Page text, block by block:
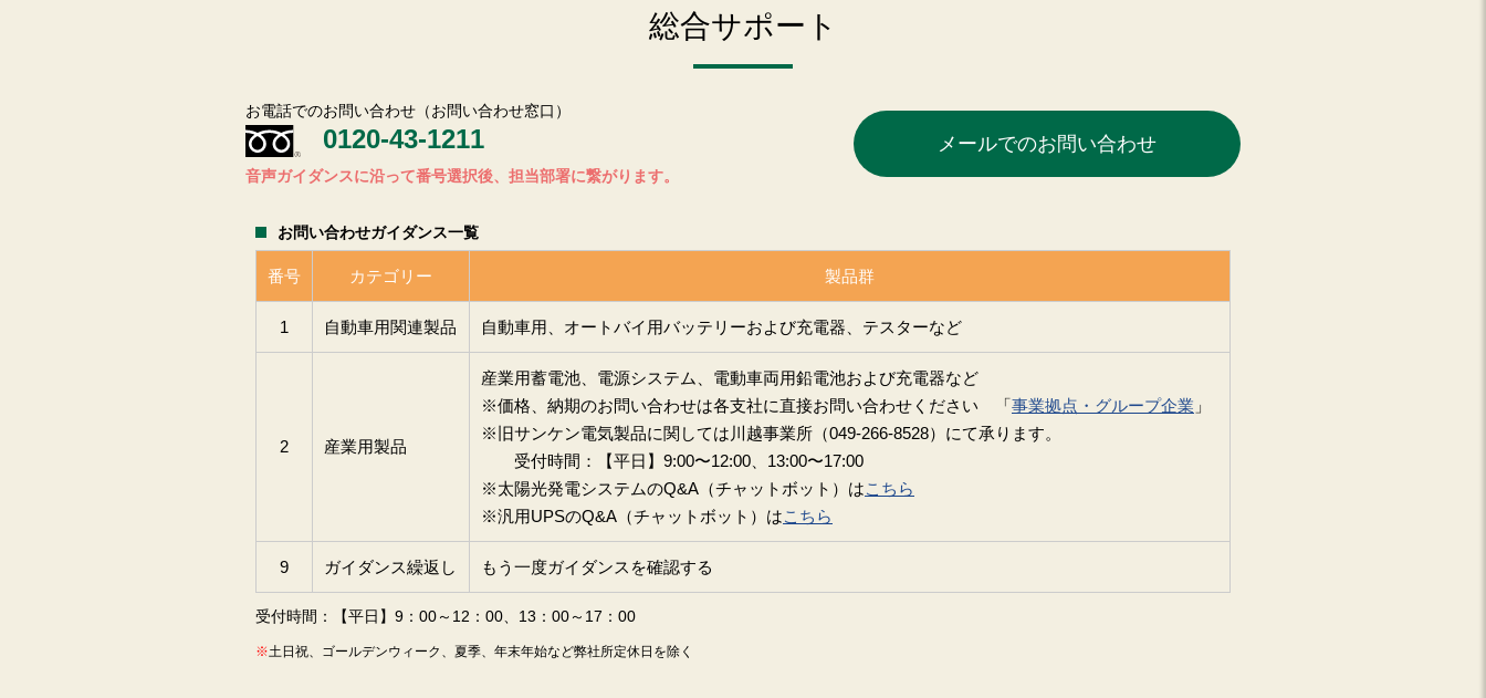
総合サポート
お電話でのお問い合わせ（お問い合わせ窓口）
0120-43-1211
音声ガイダンスに沿って番号選択後、担当部署に繋がります。
メールでのお問い合わせ
お問い合わせガイダンス一覧
番号 カテゴリー 製品群
1 自動車用関連製品 自動車用、オートバイ用バッテリーおよび充電器、テスターなど
2 産業用製品
産業用蓄電池、電源システム、電動車両用鉛電池および充電器など
※価格、納期のお問い合わせは各支社に直接お問い合わせください 「事業拠点・グループ企業 」
※旧サンケン電気製品に関しては川越事業所（049-266-8528）にて承ります。
受付時間：【平日】9:00〜12:00、13:00〜17:00
※太陽光発電システムのQ&A（チャットボット）はこちら
※汎用UPSのQ&A（チャットボット）はこちら
9 ガイダンス繰返し もう一度ガイダンスを確認する
受付時間：【平日】9：00～12：00、13：00～17：00
土日祝、ゴールデンウィーク、夏季、年末年始など弊社所定休日を除く